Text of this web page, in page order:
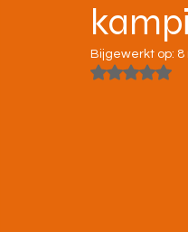
Bijgewerkt op: 8